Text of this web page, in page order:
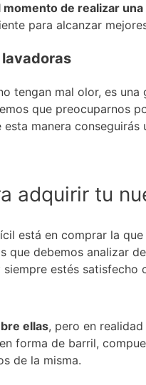
de realizar
para alcanzar
tengan mal olor, es
que preocuparnos
manera
adquirir tu
está en comprar la
debemos analizar
estés satisfecho
ellas, pero en
forma de barril,
de la misma.